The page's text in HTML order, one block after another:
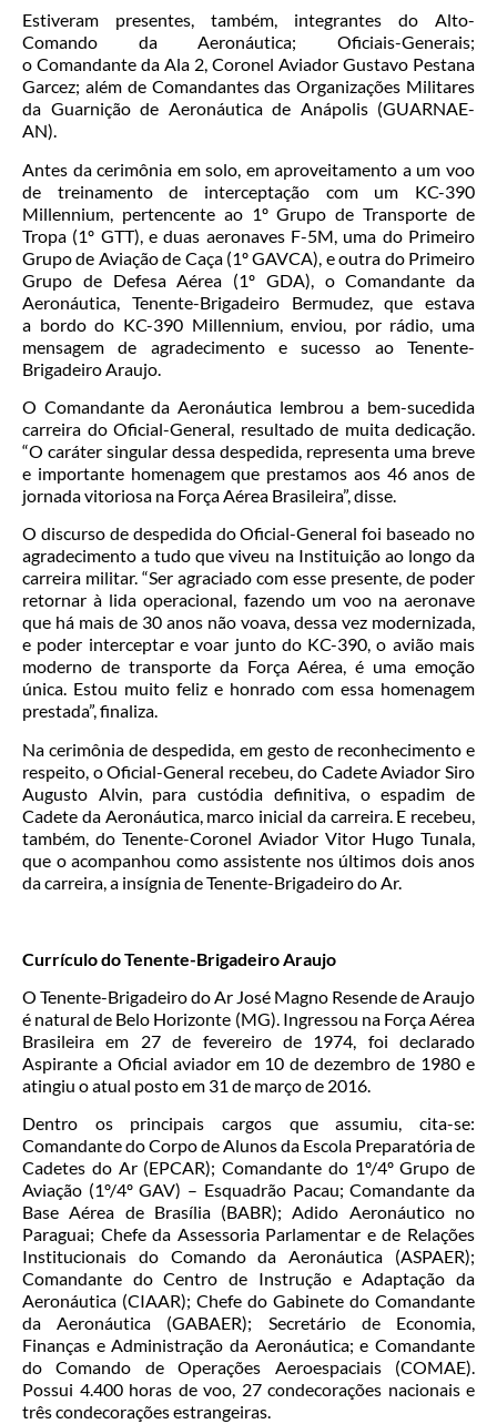
Estiveram presentes, também, integrantes do Alto-
Comando da Aeronáutica; Oficiais-Generais;
o Comandante da Ala 2, Coronel Aviador Gustavo Pestana
Garcez; além de Comandantes das Organizações Militares
da Guarnição de Aeronáutica de Anápolis (GUARNAE-
AN).
Antes da cerimônia em solo, em aproveitamento a um voo
de treinamento de interceptação com um KC-390
Millennium, pertencente ao 1º Grupo de Transporte de
Tropa (1º GTT), e duas aeronaves F-5M, uma do Primeiro
Grupo de Aviação de Caça (1º GAVCA), e outra do Primeiro
Grupo de Defesa Aérea (1º GDA), o Comandante da
Aeronáutica, Tenente-Brigadeiro Bermudez, que estava
a bordo do KC-390 Millennium, enviou, por rádio, uma
mensagem de agradecimento e sucesso ao Tenente-
Brigadeiro Araujo.
O Comandante da Aeronáutica lembrou a bem-sucedida
carreira do Oficial-General, resultado de muita dedicação.
“O caráter singular dessa despedida, representa uma breve
e importante homenagem que prestamos aos 46 anos de
jornada vitoriosa na Força Aérea Brasileira”, disse.
O discurso de despedida do Oficial-General foi baseado no
agradecimento a tudo que viveu na Instituição ao longo da
carreira militar. “Ser agraciado com esse presente, de poder
retornar à lida operacional, fazendo um voo na aeronave
que há mais de 30 anos não voava, dessa vez modernizada,
e poder interceptar e voar junto do KC-390, o avião mais
moderno de transporte da Força Aérea, é uma emoção
única. Estou muito feliz e honrado com essa homenagem
prestada”, finaliza.
Na cerimônia de despedida, em gesto de reconhecimento e
respeito, o Oficial-General recebeu, do Cadete Aviador Siro
Augusto Alvin, para custódia definitiva, o espadim de
Cadete da Aeronáutica, marco inicial da carreira. E recebeu,
também, do Tenente-Coronel Aviador Vitor Hugo Tunala,
que o acompanhou como assistente nos últimos dois anos
da carreira, a insígnia de Tenente-Brigadeiro do Ar.
Currículo do Tenente-Brigadeiro Araujo
O Tenente-Brigadeiro do Ar José Magno Resende de Araujo
é natural de Belo Horizonte (MG). Ingressou na Força Aérea
Brasileira em 27 de fevereiro de 1974, foi declarado
Aspirante a Oficial aviador em 10 de dezembro de 1980 e
atingiu o atual posto em 31 de março de 2016.
Dentro os principais cargos que assumiu, cita-se:
Comandante do Corpo de Alunos da Escola Preparatória de
Cadetes do Ar (EPCAR); Comandante do 1º/4º Grupo de
Aviação (1º/4º GAV) – Esquadrão Pacau; Comandante da
Base Aérea de Brasília (BABR); Adido Aeronáutico no
Paraguai; Chefe da Assessoria Parlamentar e de Relações
Institucionais do Comando da Aeronáutica (ASPAER);
Comandante do Centro de Instrução e Adaptação da
Aeronáutica (CIAAR); Chefe do Gabinete do Comandante
da Aeronáutica (GABAER); Secretário de Economia,
Finanças e Administração da Aeronáutica; e Comandante
do Comando de Operações Aeroespaciais (COMAE).
Possui 4.400 horas de voo, 27 condecorações nacionais e
três condecorações estrangeiras.